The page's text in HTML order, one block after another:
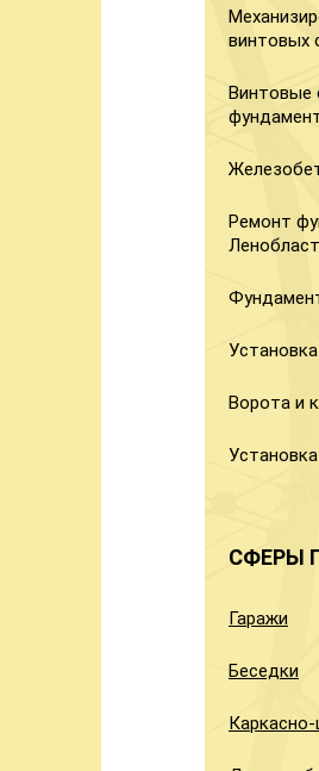
винтовых
Винтовые
Ремонт
Ворота и
СФЕРЫ
Гаражи
Беседки